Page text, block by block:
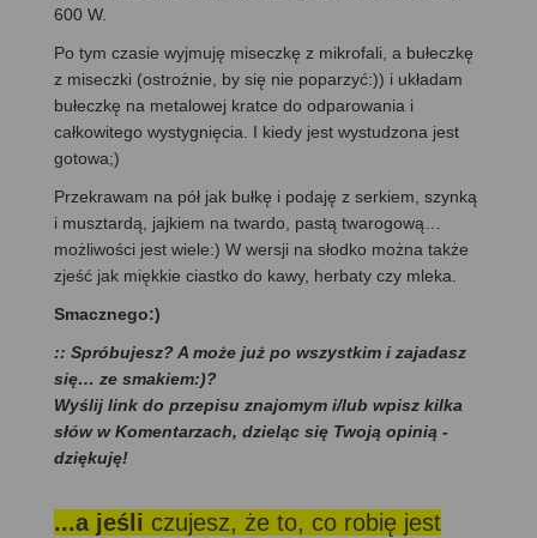
600 W.
Po tym czasie wyjmuję miseczkę z mikrofali, a bułeczkę
z miseczki (ostrożnie, by się nie poparzyć:)) i układam
bułeczkę na metalowej kratce do odparowania i
całkowitego wystygnięcia. I kiedy jest wystudzona jest
gotowa;)
Przekrawam na pół jak bułkę i podaję z serkiem, szynką
i musztardą, jajkiem na twardo, pastą twarogową…
możliwości jest wiele:) W wersji na słodko można także
zjeść jak miękkie ciastko do kawy, herbaty czy mleka.
Smacznego:)
:: Spróbujesz? A może już po wszystkim i zajadasz
się… ze smakiem:)?
Wyślij link do przepisu znajomym i/lub wpisz kilka
słów w Komentarzach, dzieląc się Twoją opinią -
dziękuję!
...a jeśli czujesz, że to, co robię jest